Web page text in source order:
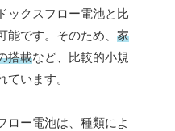
ックスフロー電池と比
能です。そのため、 家
搭載など、比較的小規
います。
ロー電池は、種類によ